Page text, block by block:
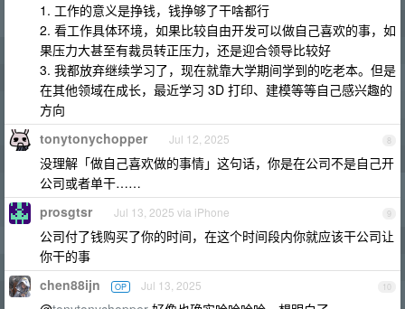
1. 工作的意义是挣钱，钱挣够了干啥都行
2. 看工作具体环境，如果比较自由开发可以做自己喜欢的事，如
果压力大甚至有裁员转正压力，还是迎合领导比较好
3. 我都放弃继续学习了，现在就靠大学期间学到的吃老本。但是
在其他领域在成长，最近学习 3D 打印、建模等等自己感兴趣的
方向
8
tonytonychopper Jul 12, 2025
没理解「做自己喜欢做的事情」这句话，你是在公司不是自己开
公司或者单干……
9
prosgtsr Jul 13, 2025 via iPhone
公司付了钱购买了你的时间，在这个时间段内你就应该干公司让
你干的事
10
chen88ijn OP Jul 13, 2025